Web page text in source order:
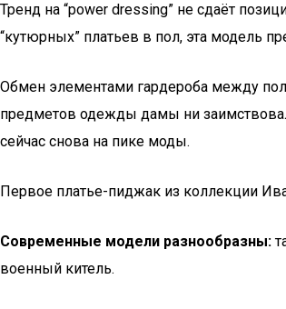
Тренд на “power dressing” не сдаёт
“кутюрных” платьев в пол, эта модель
Обмен элементами гардероба между
предметов одежды дамы ни
сейчас снова на пике моды.
Первое платье-пиджак из коллекции
Современные модели разнообразны:
военный китель.